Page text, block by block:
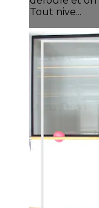
Tout nive...